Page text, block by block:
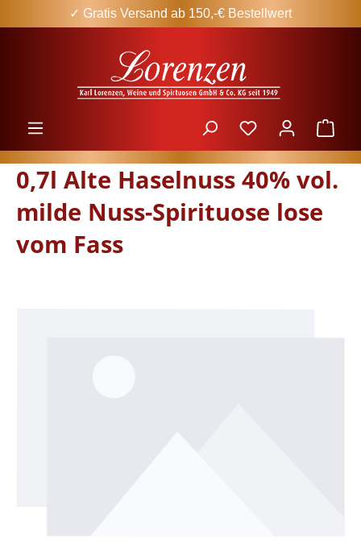
Zum Hauptinhalt springen
✓ Gratis Versand ab 150,-€ Bestellwert
0,7l Alte Haselnuss 40% vol.
milde Nuss-Spirituose lose
vom Fass